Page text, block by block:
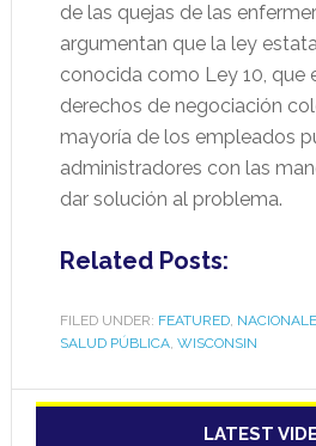
de las quejas de las
argumentan que la ley
conocida como Ley 10, que
derechos de negociación
mayoría de los empleados
administradores con las
dar solución al problema.
Related Posts:
FILED UNDER: FEATURED,
SALUD PÚBLICA, WISCONSIN
LATEST